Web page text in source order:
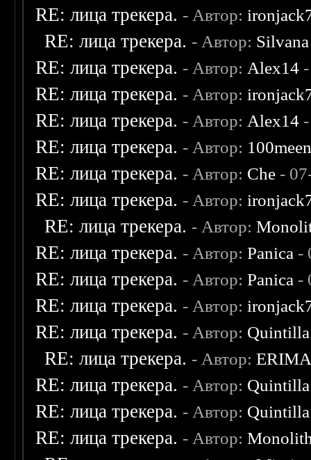
RE: лица трекера. - Автор:
RE: лица трекера. - Автор: Silvana
RE: лица трекера. - Автор: Alex14
RE: лица трекера. - Автор:
RE: лица трекера. - Автор: Alex14
RE: лица трекера. - Автор:
RE: лица трекера. - Автор: Che -
RE: лица трекера. - Автор:
RE: лица трекера. - Автор:
RE: лица трекера. - Автор:Panica -
RE: лица трекера. - Автор:Panica -
RE: лица трекера. - Автор:
RE: лица трекера. - Автор: Quintilla
RE: лица трекера. - Автор:
RE: лица трекера. - Автор: Quintilla
RE: лица трекера. - Автор: Quintilla
RE: лица трекера. - Автор: